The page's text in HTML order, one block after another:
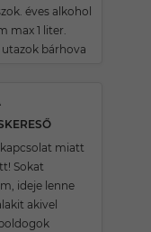
éves alkohol
max 1 liter.
utazok bárhova
miatt
Sokat
ideje lenne
akivel